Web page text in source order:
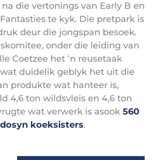
die vertonings van Early B en
te kyk. Die pretpark is
deur die jongspan besoek.
onder die leiding van
Coetzee het ‘n reusetaak
duidelik geblyk het uit die
produkte wat hanteer is,
4,6 ton wildsvleis en 4,6 ton
wat verwerk is asook 560
dosyn koeksisters.